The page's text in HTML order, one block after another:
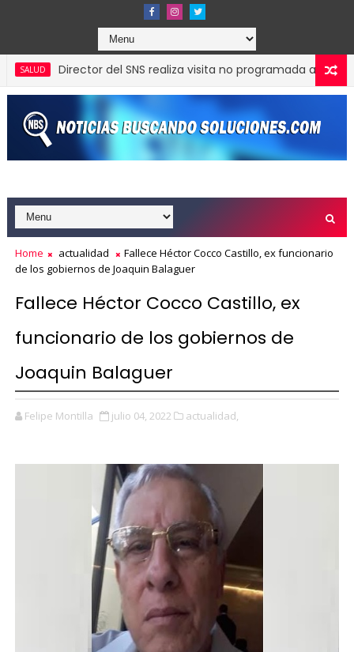
Director del SNS realiza visita no programada al Hospital
Expresidente de Costa Rica valora gestión de Carolina
Home actualidad
Fallece Héctor Cocco Castillo, ex funcionario
de los gobiernos de Joaquin Balaguer
Fallece Héctor Cocco Castillo, ex
funcionario de los gobiernos de
Joaquin Balaguer
Felipe Montilla julio 04, 2022 actualidad,